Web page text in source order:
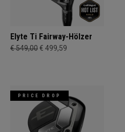
Elyte Ti Fairway-Hölzer
€ 549,00€ 499,59
PRICE DROP